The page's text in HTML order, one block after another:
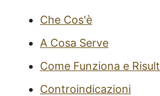
Che Cos'è
A Cosa Serve
Come Funziona e
Controindicazioni